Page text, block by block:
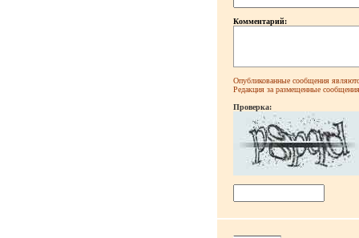
Комментарий:
Опубликованные сообщения
Редакция за размещенные сообщения
Проверка: